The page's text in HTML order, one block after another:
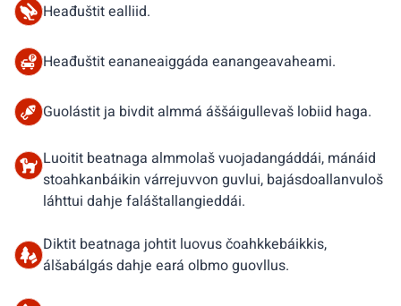
Heađuštit ealliid.
Heađuštit eananeaiggáda eanangeavaheami.
Guolástit ja bivdit almmá áššáigullevaš lobiid haga.
Luoitit beatnaga almmolaš vuojadangáddái, mánáid
stoahkanbáikin várrejuvvon guvlui, bajásdoallanvuloš
láhttui dahje faláštallangieddái.
Diktit beatnaga johtit luovus čoahkkebáikkis,
álšabálgás dahje eará olbmo guovllus.